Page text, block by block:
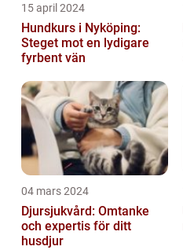
15 april 2024
Hundkurs i Nyköping:
Steget mot en lydigare
fyrbent vän
04 mars 2024
Djursjukvård: Omtanke
och expertis för ditt
husdjur